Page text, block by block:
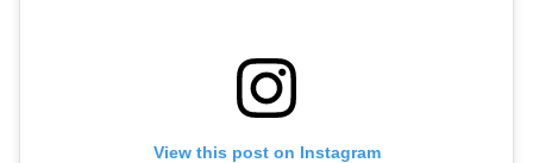
View this post on Instagram